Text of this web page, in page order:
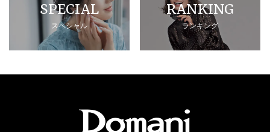
SPECIAL
スペシャル
RANKING
ランキング